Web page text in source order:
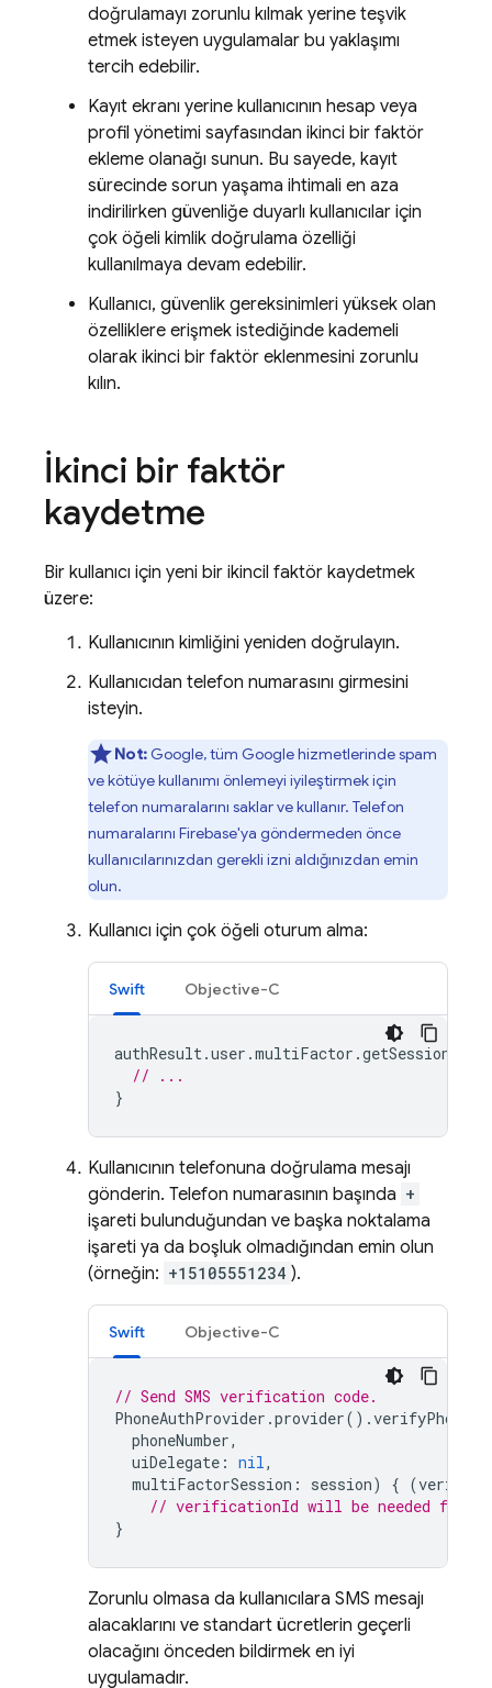
doğrulamayı zorunlu kılmak yerine teşvik
etmek isteyen uygulamalar bu yaklaşımı
tercih edebilir.
Kayıt ekranı yerine kullanıcının hesap veya
profil yönetimi sayfasından ikinci bir faktör
ekleme olanağı sunun. Bu sayede, kayıt
sürecinde sorun yaşama ihtimali en aza
indirilirken güvenliğe duyarlı kullanıcılar için
çok öğeli kimlik doğrulama özelliği
kullanılmaya devam edebilir.
Kullanıcı, güvenlik gereksinimleri yüksek olan
özelliklere erişmek istediğinde kademeli
olarak ikinci bir faktör eklenmesini zorunlu
kılın.
İkinci bir faktör
kaydetme
Bir kullanıcı için yeni bir ikincil faktör kaydetmek
üzere:
Kullanıcının kimliğini yeniden doğrulayın.
Kullanıcıdan telefon numarasını girmesini
isteyin.
Not: Google, tüm Google hizmetlerinde spam
ve kötüye kullanımı önlemeyi iyileştirmek için
telefon numaralarını saklar ve kullanır. Telefon
numaralarını Firebase'ya göndermeden önce
kullanıcılarınızdan gerekli izni aldığınızdan emin
olun.
Kullanıcı için çok öğeli oturum alma:
Swift Objective-C
authResult .user .multiFactor .
// ...
}
Kullanıcının telefonuna doğrulama mesajı
gönderin. Telefon numarasının başında +
işareti bulunduğundan ve başka noktalama
işareti ya da boşluk olmadığından emin olun
(örneğin: +15105551234 ).
Swift Objective-C
// Send SMS verification code.
PhoneAuthProvider .provider().
phoneNumber,
uiDelegate : nil ,
multiFactorSession : session) { (
// verificationId will be needed for
}
Zorunlu olmasa da kullanıcılara SMS mesajı
alacaklarını ve standart ücretlerin geçerli
olacağını önceden bildirmek en iyi
uygulamadır.